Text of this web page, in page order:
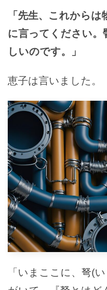
「先生、これから
に言ってください。
しいのです。」
恵子は言いました。
「いまここに、弩(